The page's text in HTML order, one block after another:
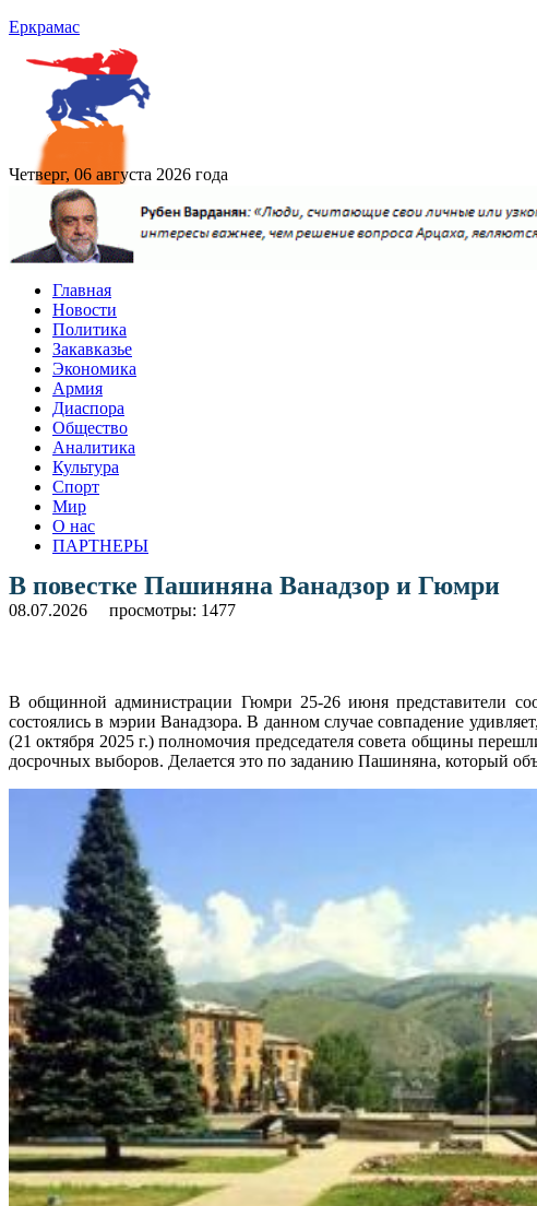
Еркрамас
Четверг, 06 августа 2026 года
Главная
Новости
Политика
Закавказье
Экономика
Армия
Диаспора
Общество
Аналитика
Культура
Спорт
Мир
О нас
ПАРТНЕРЫ
В повестке Пашиняна Ванадзор и Гюмри
08.07.2026 просмотры: 1477
В общинной администрации Гюмри 25-26 июня представители
состоялись в мэрии Ванадзора. В данном случае совпадение
(21 октября 2025 г.) полномочия председателя совета общины
досрочных выборов. Делается это по заданию Пашиняна, который